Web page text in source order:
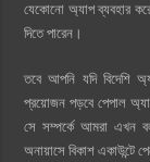
যেকোনো অ্যাপ ব্যবহার
দিতে পারেন।
তবে আপনি যদি বিদেশি
প্রয়োজন পড়বে পেপাল
সে সম্পর্কে আমরা এখন
অনায়াসে বিকাশ একাউন্টে